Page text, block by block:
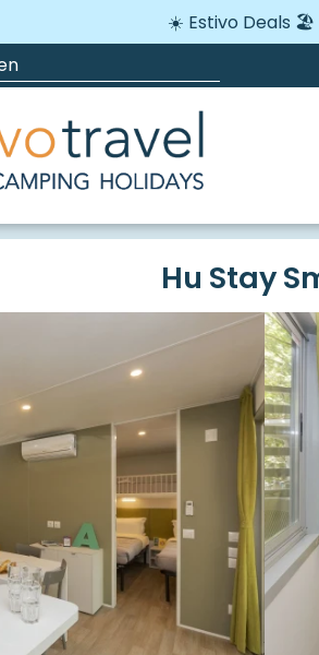
☀️ Estivo Deals 🏖️
Hu Stay